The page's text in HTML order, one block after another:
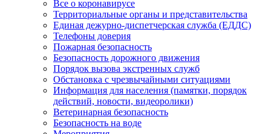
Все о коронавирусе
Территориальные органы и представительства
Единая дежурно-диспетчерская служба (ЕДДС)
Телефоны доверия
Пожарная безопасность
Безопасность дорожного движения
Порядок вызова экстренных служб
Обстановка с чрезвычайными ситуациями
Информация для населения (памятки, порядок
действий, новости, видеоролики)
Ветеринарная безопасность
Безопасность на воде